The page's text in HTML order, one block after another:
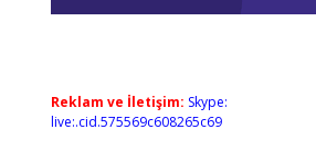
Reklam ve İletişim: Skype:
live:.cid.575569c608265c69